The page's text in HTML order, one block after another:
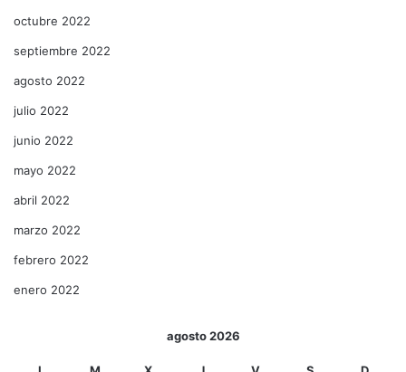
octubre 2022
septiembre 2022
agosto 2022
julio 2022
junio 2022
mayo 2022
abril 2022
marzo 2022
febrero 2022
enero 2022
agosto 2026